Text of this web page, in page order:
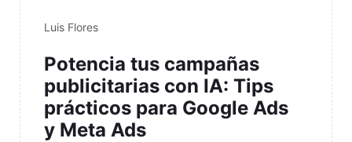
Luis Flores
Potencia tus campañas
publicitarias con IA: Tips
prácticos para Google Ads
y Meta Ads